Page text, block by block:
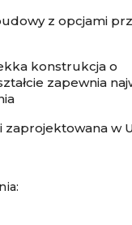
z opcjami
konstrukcja o
zapewnia
zaprojektowana w